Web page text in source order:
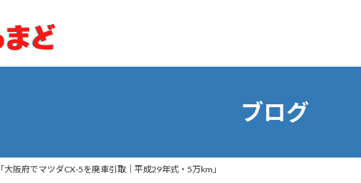
ブログ
「大阪府でマツダCX-5を廃車引取｜平成29年式・5万km」